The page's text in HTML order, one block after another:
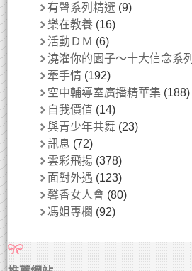
有聲系列精選 (9)
樂在教養 (16)
活動ＤＭ (6)
澆灌你的園子～十大信念系列
牽手情 (192)
空中輔導室廣播精華集 (188)
自我價值 (14)
與青少年共舞 (23)
訊息 (72)
雲彩飛揚 (378)
面對外遇 (123)
馨香女人會 (80)
馮姐專欄 (92)